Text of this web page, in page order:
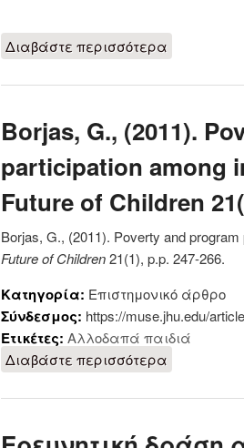
Διαβάστε περισσότερα
Σχολείο
Borjas, G., (2011).
participation among
Future of Children
Borjas, G., (2011). Poverty and
Future of Children21(1), p.p. 247-266.
Κατηγορία: Επιστημονικό άρθρο
Σύνδεσμος: https://muse.jhu.edu/
Ετικέτες: Αλλοδαπά παιδιά
Διαβάστε περισσότερα